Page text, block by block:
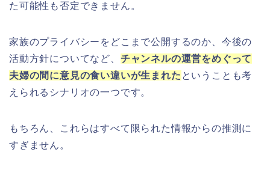
た可能性も否定できません。
家族のプライバシーをどこまで公開するのか、今後の
活動方針についてなど、 チャンネルの運営をめぐって
夫婦の間に意見の食い違いが生まれた ということも考
えられるシナリオの一つです。
もちろん、これらはすべて限られた情報からの推測に
すぎません。